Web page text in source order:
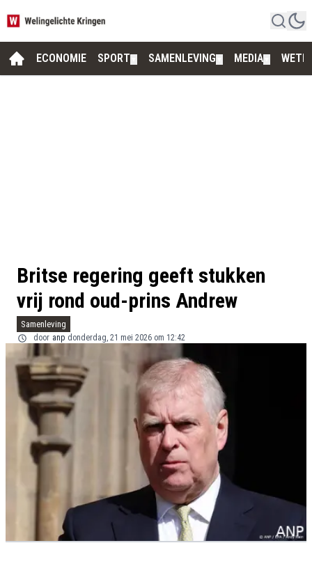
ECONOMIE SPORT SAMENLEVING MEDIA
Britse regering geeft stukken
vrij rond oud-prins Andrew
Samenleving
door anp donderdag, 21 mei 2026 om 12:42